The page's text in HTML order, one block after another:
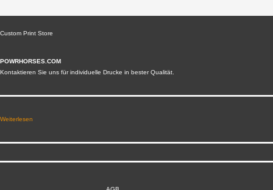
Custom Print Store
POWRHORSES.COM
Kontaktieren Sie uns für individuelle Drucke in bester Qualität.
Weiterlesen